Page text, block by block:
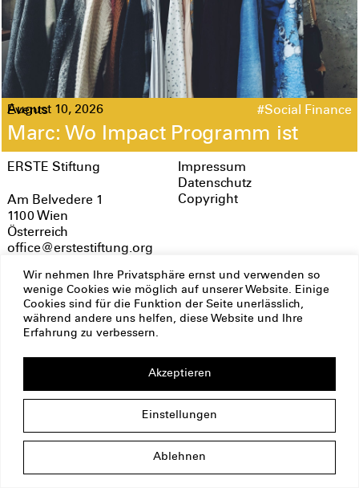
Wir nehmen Ihre Privatsphäre ernst und verwenden so
wenige Cookies wie möglich auf unserer Website. Einige
Cookies sind für die Funktion der Seite unerlässlich,
während andere uns helfen, diese Website und Ihre
Erfahrung zu verbessern.
Einstellungen
Ablehnen
Akzeptieren
Events #Social Finance
August 10, 2026
Marc: Wo Impact Programm ist
ERSTE Stiftung
Am Belvedere 1
1100 Wien
Österreich
office@erstestiftung.org
Impressum
Datenschutz
Copyright